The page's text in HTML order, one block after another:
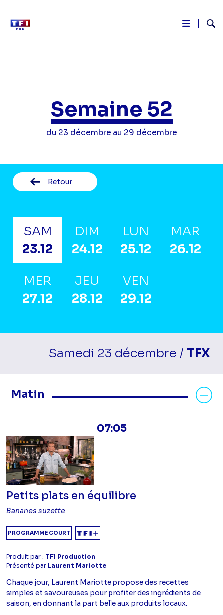
Semaine 52
du 23 décembre au 29 décembre
Retour
SAM
23.12
DIM
24.12
LUN
25.12
MAR
26.12
MER
27.12
JEU
28.12
VEN
29.12
Samedi 23 décembre / TFX
Matin
Masquer les programmes Matin
07:05
Petits plats en équilibre
Bananes suzette
PROGRAMME COURT
Produit par : TF1 Production
Présenté par Laurent Mariotte
Chaque jour, Laurent Mariotte propose des recettes
simples et savoureuses pour profiter des ingrédients de
saison, en donnant la part belle aux produits locaux.